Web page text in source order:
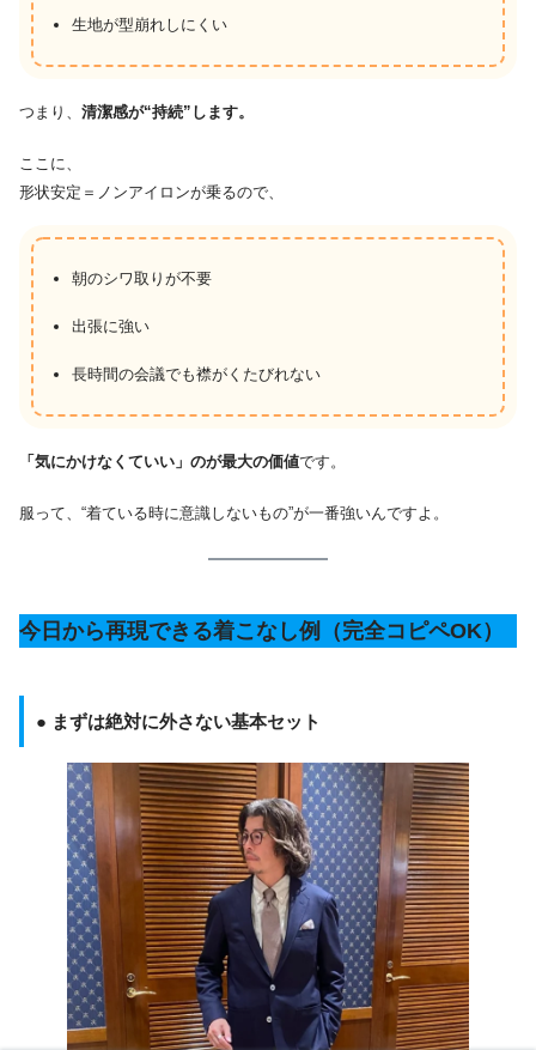
生地が型崩れしにくい
つまり、 清潔感が“持続”します。
ここに、
形状安定＝ノンアイロンが乗るので、
朝のシワ取りが不要
出張に強い
長時間の会議でも襟がくたびれない
「気にかけなくていい」のが最大の価値です。
服って、“着ている時に意識しないもの”が一番強いんですよ。
今日から再現できる着こなし例（完全コピペOK）
● まずは絶対に外さない基本セット